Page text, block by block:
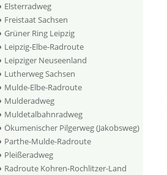
Elsterradweg
Freistaat Sachsen
Grüner Ring Leipzig
Leipzig-Elbe-Radroute
Leipziger Neuseenland
Lutherweg Sachsen
Mulde-Elbe-Radroute
Mulderadweg
Muldetalbahnradweg
Ökumenischer Pilgerweg (Jakobsweg)
Parthe-Mulde-Radroute
Pleißeradweg
Radroute Kohren-Rochlitzer-Land